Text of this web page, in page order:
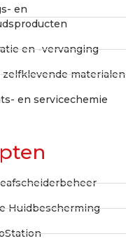
en
en -vervanging
zelfklevende materialen
en servicechemie
Huidbescherming